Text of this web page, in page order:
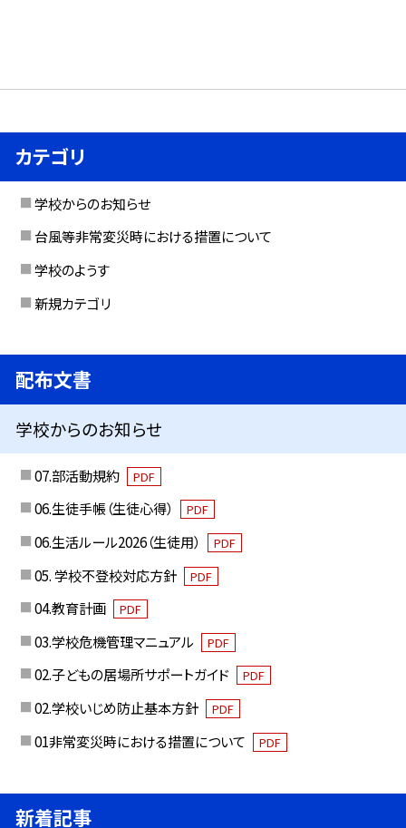
カテゴリ
学校からのお知らせ
台風等非常変災時における措置について
学校のようす
新規カテゴリ
配布文書
学校からのお知らせ
07.部活動規約 PDF
06.生徒手帳（生徒心得） PDF
06.生活ルール2026（生徒用） PDF
05. 学校不登校対応方針 PDF
04.教育計画 PDF
03.学校危機管理マニュアル PDF
02.子どもの居場所サポートガイド PDF
02.学校いじめ防止基本方針 PDF
01非常変災時における措置について PDF
新着記事